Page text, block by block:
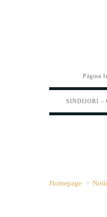
Página
SINDIJORI –
Homepage >